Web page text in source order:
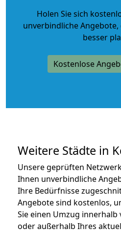
Holen Sie sich
unverbindliche Angebote
besser
Kostenlose
Weitere Städte in
Unsere geprüften
Ihnen unverbindliche
Ihre Bedürfnisse
Angebote sind kostenlos,
Sie einen Umzug
oder außerhalb Ihres